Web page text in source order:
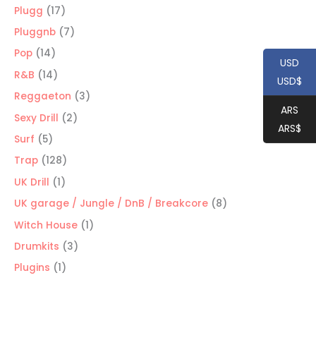
Plugg 1717
productos
Pluggnb 77
Pop 1414
productos
R&B 1414
productos
Reggaeton 33
Sexy Drill 22
Surf 55
productos
Trap 128128
productos
UK Drill 11
producto
UK garage / Jungle / DnB / Breakcore 88
Witch House 11
Drumkits 33
Plugins 11
USD
USD$
ARS
ARS$